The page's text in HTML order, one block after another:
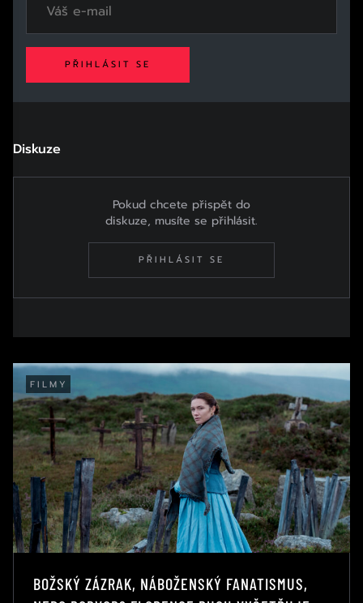
PŘIHLÁSIT SE
Diskuze
Pokud chcete přispět do
diskuze, musíte se přihlásit.
PŘIHLÁSIT SE
FILMY
BOŽSKÝ ZÁZRAK, NÁBOŽENSKÝ FANATISMUS,